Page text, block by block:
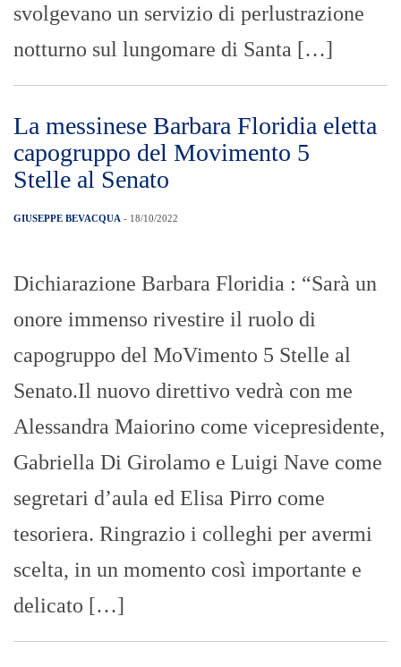
svolgevano un servizio di perlustrazione
notturno sul lungomare di Santa […]
La messinese Barbara Floridia eletta
capogruppo del Movimento 5
Stelle al Senato
GIUSEPPE BEVACQUA - 18/10/2022
Dichiarazione Barbara Floridia : “Sarà un
onore immenso rivestire il ruolo di
capogruppo del MoVimento 5 Stelle al
Senato.Il nuovo direttivo vedrà con me
Alessandra Maiorino come vicepresidente,
Gabriella Di Girolamo e Luigi Nave come
segretari d’aula ed Elisa Pirro come
tesoriera. Ringrazio i colleghi per avermi
scelta, in un momento così importante e
delicato […]